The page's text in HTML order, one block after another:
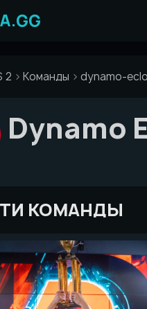
2 Команды dynamo-
Dynamo
КОМАНДЫ